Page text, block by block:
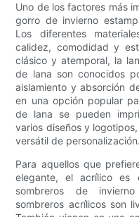
Uno de los factores más
gorro de invierno
Los diferentes
calidez, comodidad y
clásico y atemporal, la
de lana son conocidos
aislamiento y absorción
en una opción popular
de lana se pueden
varios diseños y
versátil de personalización.
Para aquellos que
elegante, el acrílico es
sombreros de
sombreros acrílicos son